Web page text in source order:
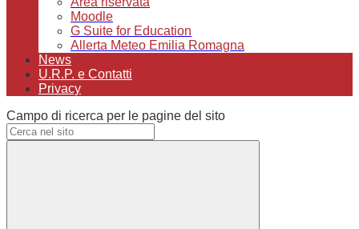
Moodle
G Suite for Education
Allerta Meteo Emilia Romagna
News
U.R.P. e Contatti
Privacy
Campo di ricerca per le pagine del sito